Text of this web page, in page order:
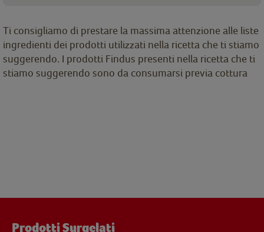
Ti consigliamo di prestare la massima attenzione alle liste
ingredienti dei prodotti utilizzati nella ricetta che ti stiamo
suggerendo. I prodotti Findus presenti nella ricetta che ti
stiamo suggerendo sono da consumarsi previa cottura
Prodotti Surgelati